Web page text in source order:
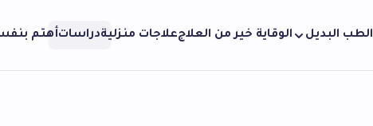
الطب البديل الوقاية خير من العلاجعلاجات منزليةدراساتأهتم